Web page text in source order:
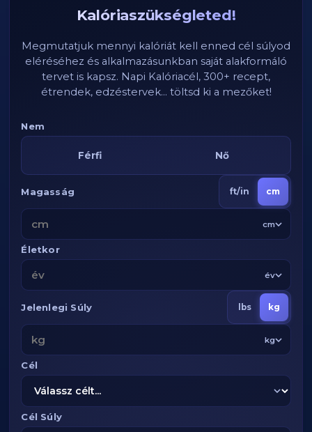
Kalóriaszükségleted!
Megmutatjuk mennyi kalóriát kell enned cél súlyod
eléréséhez és alkalmazásunkban saját alakformáló
tervet is kapsz. Napi Kalóriacél, 300+ recept,
étrendek, edzéstervek... töltsd ki a mezőket!
Nem
Férfi Nő
Magasság ft/in cm
cm
Életkor
év
Jelenlegi Súly lbs kg
kg
Cél
Cél Súly